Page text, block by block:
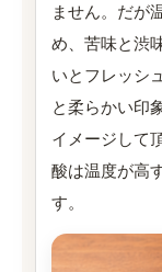
ません。だが
め、苦味と渋
いとフレッシ
と柔らかい印
イメージして
酸は温度が高
す。